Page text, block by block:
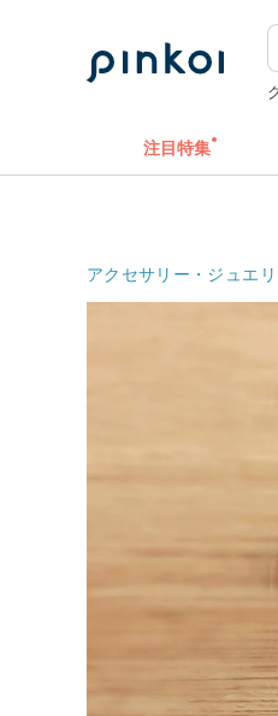
注目特集
アクセサリー・ジュエ